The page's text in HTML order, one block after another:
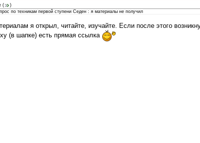
(
)
по техникам первой ступени Седен : я материалы не получил
я открыл, читайте, изучайте. Если после этого
(в шапке) есть прямая ссылка